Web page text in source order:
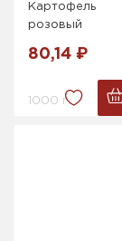
Картофель
розовый
80,14 ₽
1000 г.